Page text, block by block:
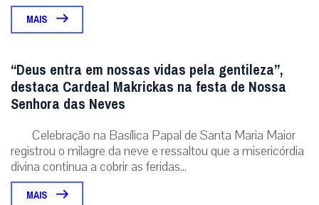
MAIS
“Deus entra em nossas vidas pela gentileza”,
destaca Cardeal Makrickas na festa de Nossa
Senhora das Neves
Celebração na Basílica Papal de Santa Maria Maior
registrou o milagre da neve e ressaltou que a misericórdia
divina continua a cobrir as feridas...
MAIS